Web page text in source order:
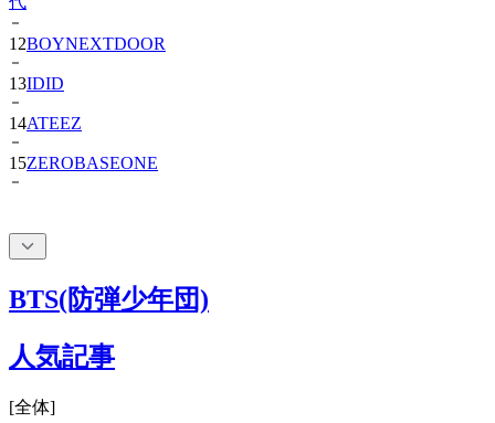
12BOYNEXTDOOR
13IDID
14ATEEZ
15ZEROBASEONE
BTS(防弾少年団)
人気記事
[全体]